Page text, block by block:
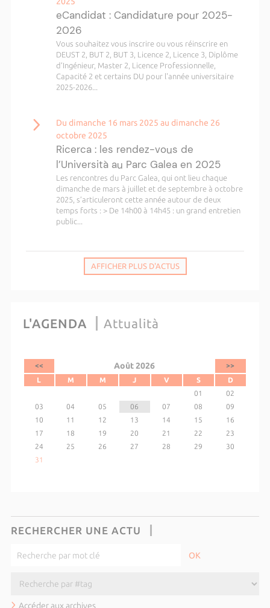
eCandidat : Candidature pour 2025-
2026
Vous souhaitez vous inscrire ou vous réinscrire en
DEUST 2, BUT 2, BUT 3, Licence 2, Licence 3, Diplôme
d’Ingénieur, Master 2, Licence Professionnelle,
Capacité 2 et certains DU pour l'année universitaire
2025-2026...
Du dimanche 16 mars 2025 au dimanche 26
octobre 2025
Ricerca : les rendez-vous de
l’Università au Parc Galea en 2025
Les rencontres du Parc Galea, qui ont lieu chaque
dimanche de mars à juillet et de septembre à octobre
2025, s’articuleront cette année autour de deux
temps forts : > De 14h00 à 14h45 : un grand entretien
public...
AFFICHER PLUS D'ACTUS
L'AGENDA Attualità
<< Août 2026
>>
L
M M J V S
D
01
02
03
04 05 06 07 08
09
10
11 12 13 14 15
16
17
18 19 20 21 22
23
24
25 26 27 28 29
30
31
RECHERCHER UNE ACTU
Accéder aux archives